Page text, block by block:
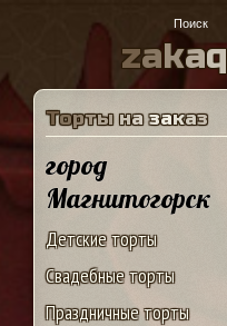
zaka
Торты на заказ
город
Магнитогорск
Детские торты
Свадебные торты
Праздничные торты